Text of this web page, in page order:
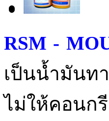
RSM -
เป็นน้ำมันท
ไม่ให้คอนก